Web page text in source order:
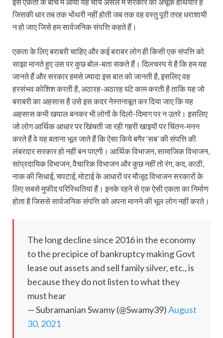
जिसकी धार तब तक भोंथरी नहीं होती जब तक वह वस्तु पूरी तरह धराशायी
न हो जाए जिसे हम सार्वजनिक संपत्ति कहते हैं।
एकता के लिए बराबरी चाहिए और कई बराबर लोग ही किसी एक संपत्ति को
साझा मानते हुए उस पर कुछ बोल-बता सकते हैं। दिलचस्प ये है कि हम यह
जानते हैं और सरकार हमसे ज़्यादा इस बात को जानती है, इसलिए वह
हरसंभव कोशिश करती है, अठारह-अठारह घंटे काम करती है ताकि यह जो
बराबरी का अहसास है उसे इस कदर नेस्तनाबूत कर दिया जाए कि यह
अहसास कभी खयाल बनकर भी लोगों के दिलो-दिमाग पर न उतरे। इसलिए
जो लोग आर्थिक आधार पर खिंचती जा रही गहरी खाइयों पर चिंतन-मनन
करते हैं वे यह बताना भूल जाते हैं कि ऐसा किये बगैर ‘सब’ की संपत्ति की
लंबरदार सरकार हो नहीं बन पाएगी। आर्थिक विभाजन, सामाजिक विभाजन,
सांप्रदायिक विभाजन, वैचारिक विभाजन और कुछ नहीं तो रंग, कद, काठी,
नाक की सिधाई, चपटाई, मोटाई के आधारों पर मौजूद विभाजन सरकारों के
लिए सबसे मुफीद परिस्थितियां हैं। इनके रहने से एक ऐसी एकता का निर्माण
होता है जिससे सार्वजनिक संपत्ति को अपना मानने की भूल लोग नहीं करते।
The long decline since 2016 in the economy
to the precipice of bankruptcy making Govt
lease out assets and sell family silver, etc., is
because they do not listen to what they
must hear
— Subramanian Swamy (@Swamy39)August
30, 2021